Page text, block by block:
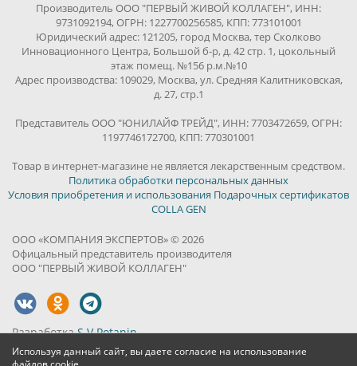
Используя данный сайт, вы даете согласие на использование
Производитель ООО "ПЕРВЫЙ ЖИВОЙ КОЛЛАГЕН", ИНН:
9731092194, ОГРН: 1227700256585, КПП: 773101001
Юридический адрес: 121205, город Москва, тер Сколково
Инновационного Центра, Большой б-р, д. 42 стр. 1, цокольный
этаж помещ. №156 р.м.№10
Адрес производства: 109029, Москва, ул. Средняя Калитниковская,
д. 27, стр.1
Представитель ООО "ЮНИЛАЙФ ТРЕЙД", ИНН: 7703472659, ОГРН:
1197746172700, КПП: 770301001
Товар в интернет-магазине не является лекарственным средством.
Политика обработки персональных данных
Условия приобретения и использования Подарочных сертификатов
COLLA GEN
ООО «КОМПАНИЯ ЭКСПЕРТОВ» © 2026
Офицальный представитель производителя
ООО "ПЕРВЫЙ ЖИВОЙ КОЛЛАГЕН"
РазработкаS.V.Potanin